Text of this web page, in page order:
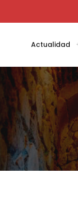
Actualidad